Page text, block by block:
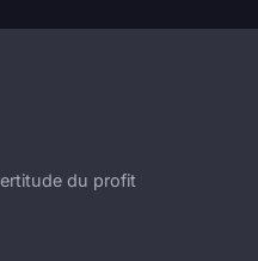
du profit